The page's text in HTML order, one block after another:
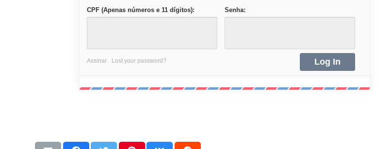
CPF (Apenas números e 11 dígitos): Senha:
Assinar Lost your password?